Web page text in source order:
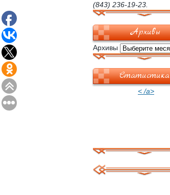
(843) 236-19-23.
Архивы
Архивы
Статистика
< /a>